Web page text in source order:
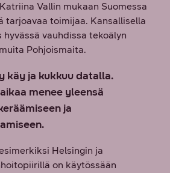
Vallin mukaan Suomessa
tarjoavaa toimijaa. Kansallisella
hyvässä vauhdissa tekoälyn
Pohjoismaita.
käy ja kukkuu datalla.
menee yleensä
ja
Helsingin ja
on käytössään